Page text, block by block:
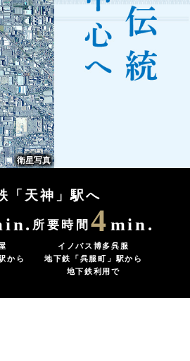
衛星写真
「天神」駅へ
から
所要時間 4 min.
イノバス博多呉服
地下鉄「呉服町」駅から
地下鉄利用で